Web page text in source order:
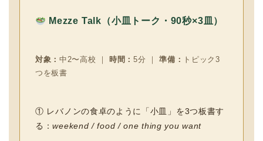
Mezze Talk（小皿トーク・90秒×3皿）
対象： 中2〜高校 ｜ 時間：5分 ｜準備：
トピック3
つを板書
① レバノンの食卓のように「小皿」を3つ板書す
る：weekend / food / one thing you want